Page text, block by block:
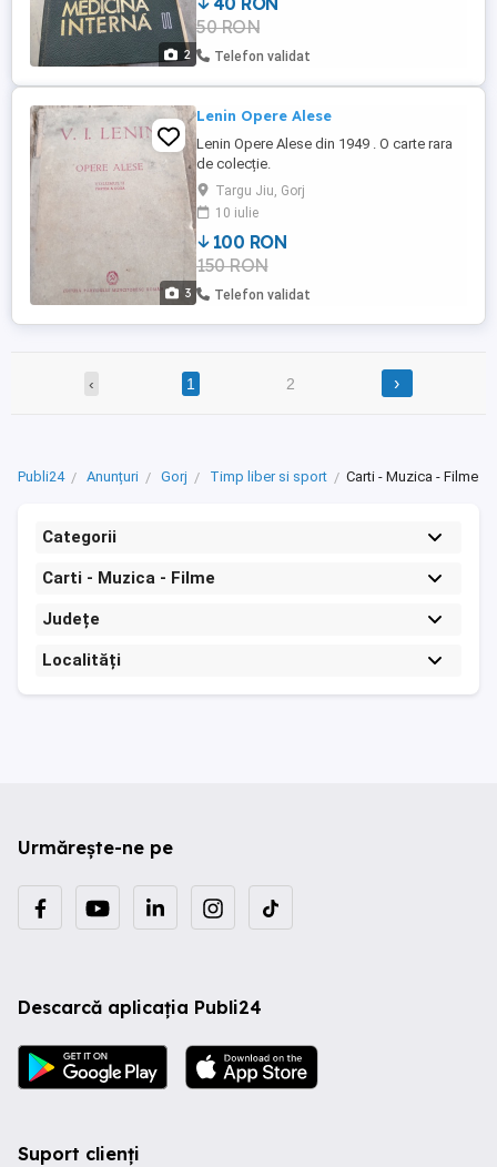
2
50 RON
Telefon validat
3
Lenin Opere Alese
Lenin Opere Alese din 1949 . O carte rara
de colecție.
Targu Jiu, Gorj
10 iulie
100 RON
150 RON
Telefon validat
‹ 1 2 ›
Publi24 Anunțuri Gorj Timp liber si sport Carti - Muzica - Filme
Categorii
Carti - Muzica - Filme
Județe
Localități
Urmărește-ne pe
Descarcă aplicația Publi24
Suport clienți